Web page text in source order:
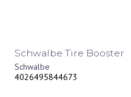
Schwalbe Tire Booster
Schwalbe
4026495844673